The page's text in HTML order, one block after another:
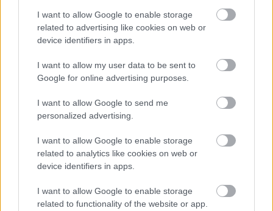
I want to allow Google to enable storage
related to advertising like cookies on web or
device identifiers in apps.
I want to allow my user data to be sent to
Google for online advertising purposes.
I want to allow Google to send me
personalized advertising.
I want to allow Google to enable storage
related to analytics like cookies on web or
device identifiers in apps.
I want to allow Google to enable storage
related to functionality of the website or app.
Povožena žival ovira promet med Brodom in
Primorska avtocesta bo v noči na petek med 23. in 4.
uro zaprta na odsekuSrmin-Črni Kal proti Ljubljani
Obvoz bo urejen po regionalni cesti. Proti Kopru bodo
Vipavska hitra cesta bo zaprta med Vipavo in
Ajdovščino v obe smeri od sobote, od 5. ure do
ponedeljka, do 5. ure. Obvoz bo urejen po regionalni